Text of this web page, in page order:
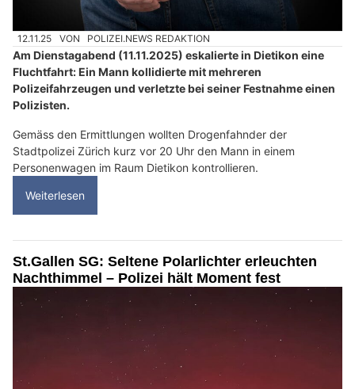
12.11.25 VON POLIZEI.NEWS REDAKTION
Am Dienstagabend (11.11.2025) eskalierte in Dietikon eine
Fluchtfahrt: Ein Mann kollidierte mit mehreren
Polizeifahrzeugen und verletzte bei seiner Festnahme einen
Polizisten.
Gemäss den Ermittlungen wollten Drogenfahnder der
Stadtpolizei Zürich kurz vor 20 Uhr den Mann in einem
Personenwagen im Raum Dietikon kontrollieren.
Weiterlesen
St.Gallen SG: Seltene Polarlichter erleuchten
Nachthimmel – Polizei hält Moment fest